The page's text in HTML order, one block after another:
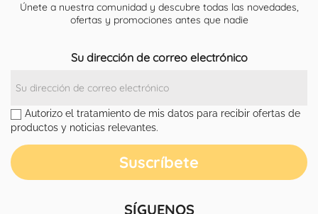
Únete a nuestra comunidad y descubre todas las novedades,
ofertas y promociones antes que nadie
Su dirección de correo electrónico
Autorizo el tratamiento de mis datos para recibir ofertas de
productos y noticias relevantes.
SÍGUENOS